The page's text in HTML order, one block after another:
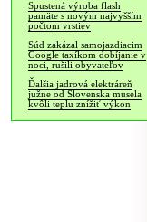
Spustená výroba flash
pamäte s novým najvyšším
počtom vrstiev
Súd zakázal samojazdiacim
Google taxíkom dobíjanie v
noci, rušili obyvateľov
Ďalšia jadrová elektráreň
južne od Slovenska musela
kvôli teplu znížiť výkon